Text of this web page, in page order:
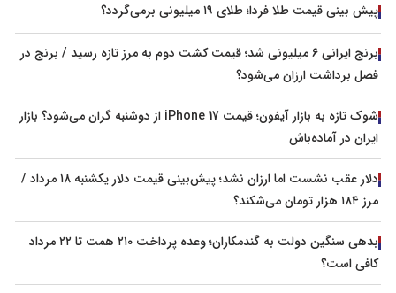
پیش‌ بینی قیمت طلا فردا؛ طلای ۱۹ میلیونی برمی‌گردد؟
برنج ایرانی ۶ میلیونی شد؛ قیمت کشت دوم به مرز تازه رسید / برنج در
فصل برداشت ارزان می‌شود؟
شوک تازه به بازار آیفون؛ قیمت iPhone 17 از دوشنبه گران می‌شود؟ بازار
ایران در آماده‌باش
دلار عقب نشست اما ارزان نشد؛ پیش‌بینی قیمت دلار یکشنبه ۱۸ مرداد /
مرز ۱۸۴ هزار تومان می‌شکند؟
بدهی سنگین دولت به گندمکاران؛ وعده پرداخت ۲۱۰ همت تا ۲۲ مرداد
کافی است؟